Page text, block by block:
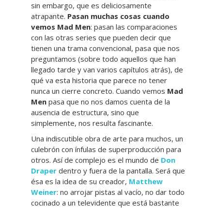
sin embargo, que es deliciosamente
atrapante. Pasan muchas cosas cuando
vemos Mad Men: pasan las comparaciones
con las otras series que pueden decir que
tienen una trama convencional, pasa que nos
preguntamos (sobre todo aquellos que han
llegado tarde y van varios capítulos atrás), de
qué va esta historia que parece no tener
nunca un cierre concreto. Cuando vemos Mad
Men pasa que no nos damos cuenta de la
ausencia de estructura, sino que
simplemente, nos resulta fascinante.
Una indiscutible obra de arte para muchos, un
culebrón con ínfulas de superproducción para
otros. Así de complejo es el mundo de Don
Draper dentro y fuera de la pantalla. Será que
ésa es la idea de su creador, Matthew
Weiner: no arrojar pistas al vacío, no dar todo
cocinado a un televidente que está bastante